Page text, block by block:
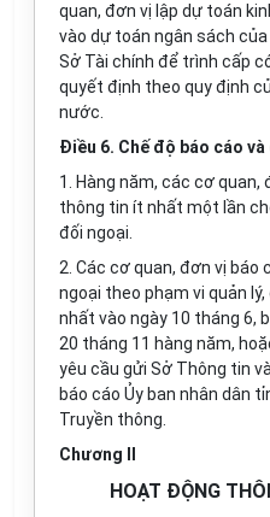
quan, đơn vị ập dự toán
vào dự toán ngân sách
Sở Tài chính để trình cấp
quyết định theo quy định
nước.
Điều 6. Chế độ báo cáo
1. Hàng năm, các cơ
thông tin ít nhất một lần
đối ngoại.
2. Các cơ quan, đơn vị
ngoại theo phạm vi quản
nhất vào ngày 10 tháng 6,
20 tháng 11 hàng năm,
yêu cầu gửi Sở Thông tin
báo cáo Ủy ban nhân dân
Truyền thông.
Chương
HOẠT ĐỘNG